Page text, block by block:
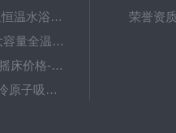
W-201B数显恒温水浴锅哪个牌子好？--国旺仪器
ZWY-211B大容量全温摇床价格
TY-80A脱色摇床价格-大容量振荡器
NCG-1微控冷原子吸收测汞仪
荣誉资质